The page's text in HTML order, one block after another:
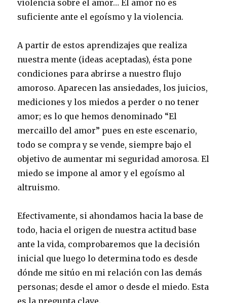
violencia sobre el amor… El amor no es
suficiente ante el egoísmo y la violencia.
A partir de estos aprendizajes que realiza
nuestra mente (ideas aceptadas), ésta pone
condiciones para abrirse a nuestro flujo
amoroso. Aparecen las ansiedades, los juicios,
mediciones y los miedos a perder o no tener
amor; es lo que hemos denominado “El
mercaillo del amor” pues en este escenario,
todo se compra y se vende, siempre bajo el
objetivo de aumentar mi seguridad amorosa. El
miedo se impone al amor y el egoísmo al
altruismo.
Efectivamente, si ahondamos hacia la base de
todo, hacia el origen de nuestra actitud base
ante la vida, comprobaremos que la decisión
inicial que luego lo determina todo es desde
dónde me sitúo en mi relación con las demás
personas; desde el amor o desde el miedo. Esta
es la pregunta clave.